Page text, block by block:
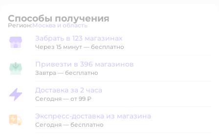
Способы получения
Регион: Выбор адреса доставки.
Москва и область
Забрать в магазине
Забрать в 123 магазинах
Через 15 минут — бесплатно
Привезти в магазин
Привезти в 396 магазинов
Завтра — бесплатно
Доставка за 2 часа
Доставка за 2 часа
Сегодня — от 99 ₽
Экспресс-доставка из магазина
Экспресс-доставка из магазина
Сегодня — бесплатно